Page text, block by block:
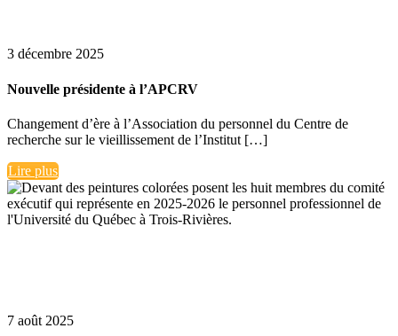
3 décembre 2025
Nouvelle présidente à l’APCRV
Changement d’ère à l’Association du personnel du Centre de
recherche sur le vieillissement de l’Institut […]
Lire plus
7 août 2025